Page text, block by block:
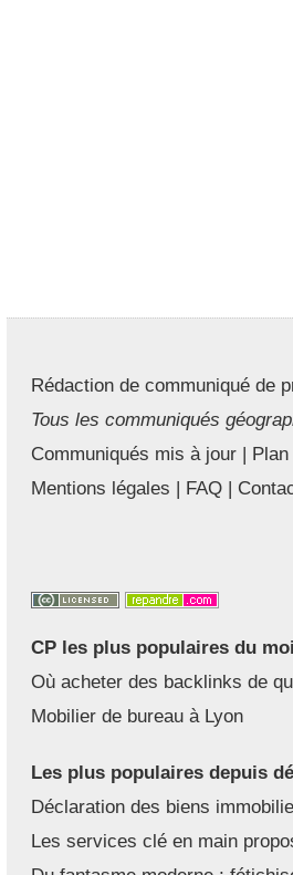
Rédaction de communiqué de
Tous les communiqués
Communiqués mis à jour |
Mentions légales | FAQ |
CP les plus populaires du
Où acheter des backlinks de
Mobilier de bureau à Lyon
Les plus populaires depuis
Déclaration des biens
Les services clé en main